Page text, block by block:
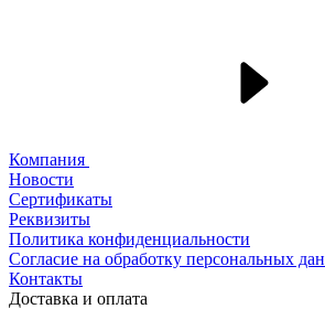
Компания
Новости
Сертификаты
Реквизиты
Политика конфиденциальности
Согласие на обработку персональных
Контакты
Доставка и оплата